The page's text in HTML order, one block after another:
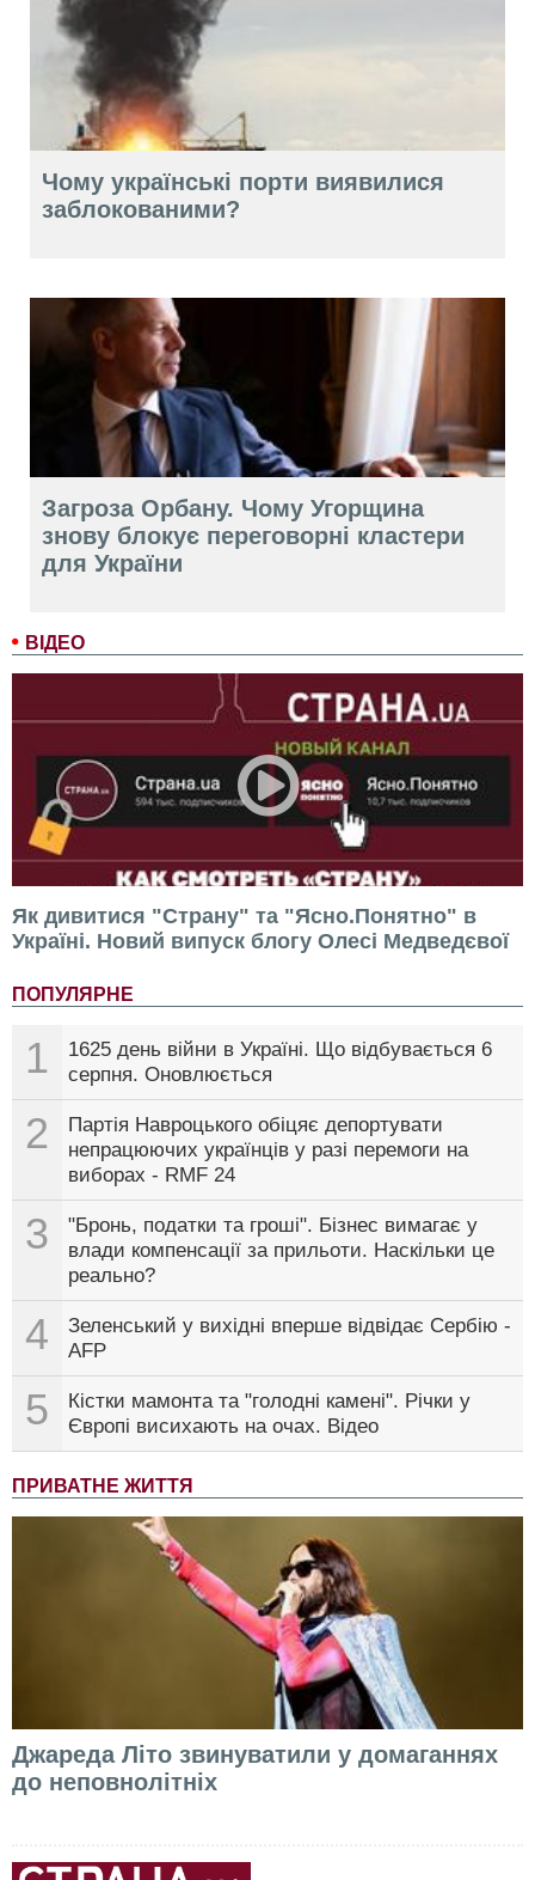
ВІДЕО
Як дивитися "Страну" та "Ясно.Понятно" в
Україні. Новий випуск блогу Олесі Медведєвої
ПОПУЛЯРНЕ
1
1625 день війни в Україні. Що відбувається 6
серпня. Оновлюється
2
Партія Навроцького обіцяє депортувати
непрацюючих українців у разі перемоги на
виборах - RMF 24
3
"Бронь, податки та гроші". Бізнес вимагає у
влади компенсації за прильоти. Наскільки це
реально?
4
Зеленський у вихідні вперше відвідає Сербію -
AFP
5
Кістки мамонта та "голодні камені". Річки у
Європі висихають на очах. Відео
ПРИВАТНЕ ЖИТТЯ
Джареда Літо звинуватили у домаганнях
до неповнолітніх
Чому українські порти виявилися
заблокованими?
Загроза Орбану. Чому Угорщина
знову блокує переговорні кластери
для України